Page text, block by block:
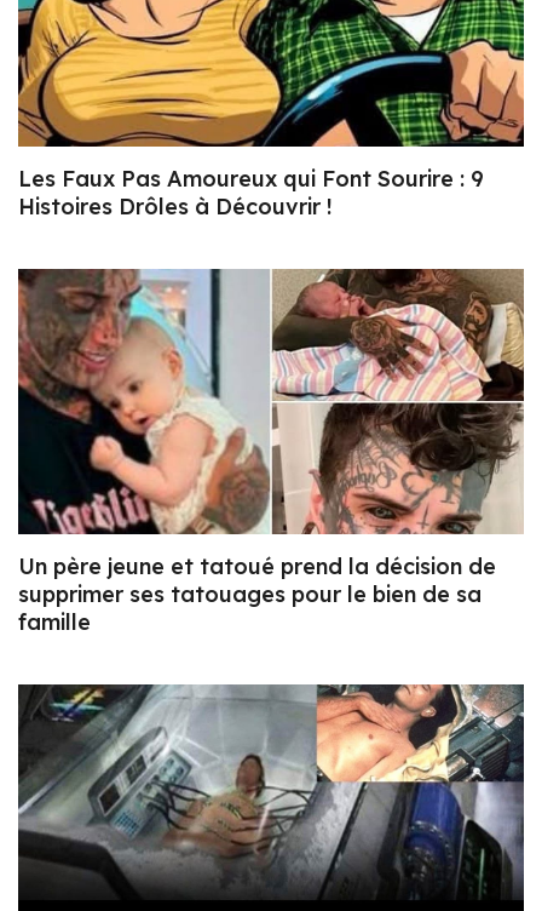
Les Faux Pas Amoureux qui Font Sourire : 9
Histoires Drôles à Découvrir !
Un père jeune et tatoué prend la décision de
supprimer ses tatouages pour le bien de sa
famille